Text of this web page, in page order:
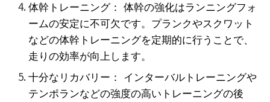
体幹トレーニング： 体幹の強化はランニングフォ
ームの安定に不可欠です。プランクやスクワット
などの体幹トレーニングを定期的に行うことで、
走りの効率が向上します。
十分なリカバリー： インターバルトレーニングや
テンポランなどの強度の高いトレーニングの後